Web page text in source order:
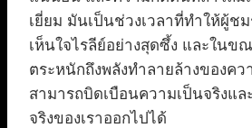
เยี่ยม มันเป็นช่วงเวลาที่ทำให้ผู้ช
เห็นใจไรลีย์อย่างสุดซึ้ง และในข
ตระหนักถึงพลังทำลายล้างของคว
สามารถบิดเบือนความเป็นจริงแ
จริงของเราออกไปได้